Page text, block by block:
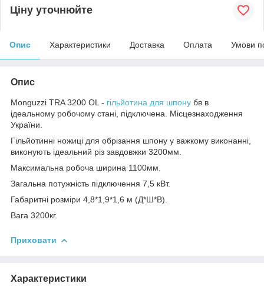
Ціну уточнюйте
Опис Характеристики Доставка Оплата Умови
Опис
Monguzzi TRA 3200 OL - гільйотина для шпону бв в
ідеальному робочому стані, підключена. Місцезнаходження
України.
Гільйотинні ножиці для обрізання шпону у важкому виконанні,
виконують ідеальний різ завдовжки 3200мм.
Максимальна робоча ширина 1100мм.
Загальна потужність підключення 7,5 кВт.
Габаритні розміри 4,8*1,9*1,6 м (Д*Ш*В).
Вага 3200кг.
Приховати
Характеристики